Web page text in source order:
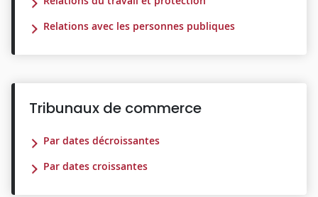
Relations avec les personnes publiques
Tribunaux de commerce
Par dates décroissantes
Par dates croissantes